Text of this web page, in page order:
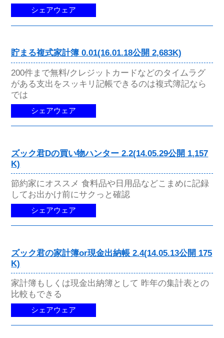
シェアウェア
貯まる複式家計簿 0.01(16.01.18公開 2,683K)
200件まで無料/クレジットカードなどのタイムラグ
がある支出をスッキリ記帳できるのは複式簿記なら
では
シェアウェア
ズック君Dの買い物ハンター 2.2(14.05.29公開 1,157
K)
節約家にオススメ 食料品や日用品などこまめに記録
してお出かけ前にサクっと確認
シェアウェア
ズック君の家計簿or現金出納帳 2.4(14.05.13公開 175
K)
家計簿もしくは現金出納簿として 昨年の集計表との
比較もできる
シェアウェア